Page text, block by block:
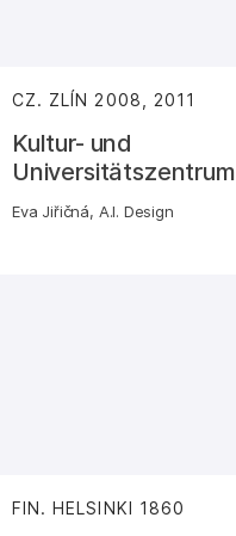
CZ. ZLÍN 2008, 2011
Kultur- und
Universitätszentrum
Eva Jiřičná, A.I. Design
FIN. HELSINKI 1860